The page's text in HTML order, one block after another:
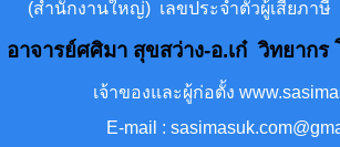
(สำนักงานใหญ่) เลขประจำตัวผู้เสียภาษี
อาจารย์ศศิมา สุขสว่าง-อ.เก๋ วิทยาก
เจ้าของและผู้ก่อตั้ง
E-mail :